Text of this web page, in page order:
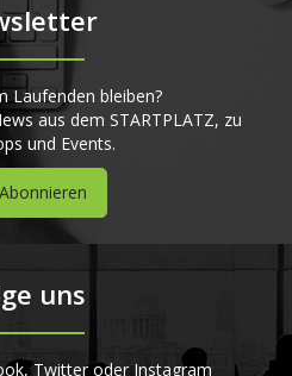
Laufenden bleiben?
aus dem STARTPLATZ, zu
und Events.
uns
Twitter oder Instagram